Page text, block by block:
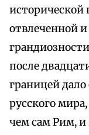
исторической
отвлеченной
после
границей
русского мира,
чем сам Рим, и